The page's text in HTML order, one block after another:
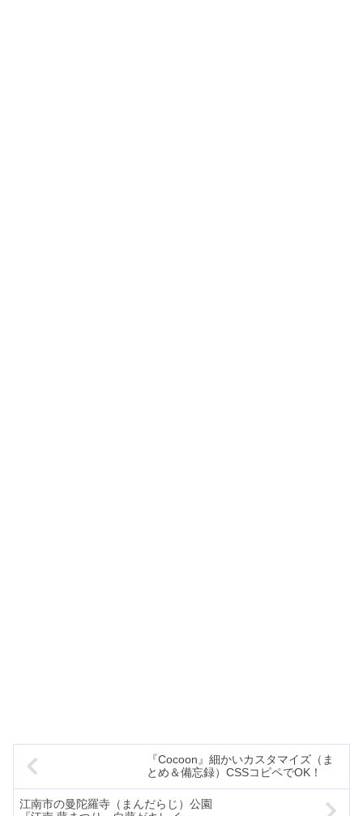
『Cocoon』細かいカスタマイズ（ま
とめ＆備忘録）CSSコピペでOK！
江南市の曼陀羅寺（まんだらじ）公園